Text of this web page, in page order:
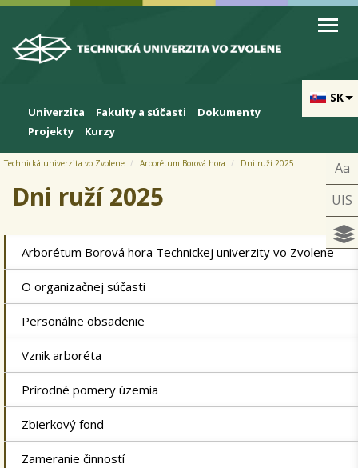
Skip to cookies
Skip to navigation
Skočiť na hlavný obsah
SK
Univerzita
Fakulty a súčasti
Dokumenty
Projekty
Kurzy
Aa
UIS
Technická univerzita vo Zvolene Arborétum Borová hora Dni ruží 2025
Dni ruží 2025
Arborétum Borová hora Technickej univerzity vo Zvolene
O organizačnej súčasti
Personálne obsadenie
Vznik arboréta
Prírodné pomery územia
Zbierkový fond
Zameranie činností